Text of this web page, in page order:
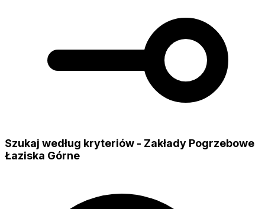
Szukaj według kryteriów - Zakłady Pogrzebowe
Łaziska Górne